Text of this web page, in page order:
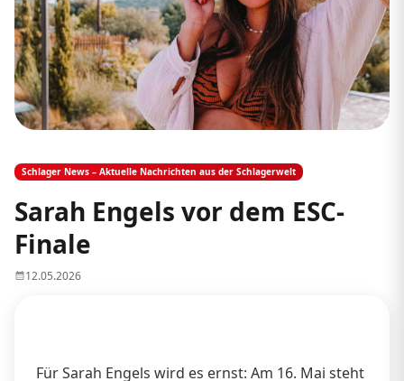
Schlager News – Aktuelle Nachrichten aus der Schlagerwelt
Sarah Engels vor dem ESC-
Finale
12.05.2026
Für Sarah Engels wird es ernst: Am 16. Mai steht